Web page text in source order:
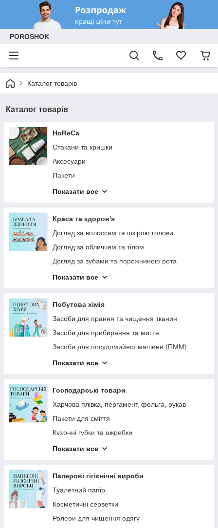
POROSHOK
Каталог товарів
Каталог товарів
HoReCa
Стакани та кришки
Аксесуари
Пакети
Коробки та контейнери
Паперова продукція
Витратні матеріали
Харчова продукція
Лід
СПЕЦІАЛІЗОВАНА ХІМІЯ
Показати все
Краса та здоров'я
Догляд за волоссям та шкірою голови
Догляд за обличчям та тілом
Догляд за зубами та порожниною рота
Засоби для душу та ванни
Парфумерія
Ватні вироби
Гребінці, щітки для волосся
Захист від комах
Подарункові набори
Засоби догляду за бородою
Показати все
Побутова хімія
Засоби для прання та чищення тканин
Засоби для прибирання та миття
Засоби для посудомийної машини (ПММ)
Засоби для миття посуду Руками
Освіжувачі та нейтралізатори запаху
Средства для мытья посуды Руками
Показати все
Господарські товари
Харчова плівка, пергамент, фольга, рукав
Пакети для сміття
Кухонні губки та шкребки
Серветки, ганчірки для прибирання
Швабри та змінні насадки
Показати все
Паперові гігієнічні вироби
Туалетний папір
Косметичні серветки
Ролери для чищення одягу